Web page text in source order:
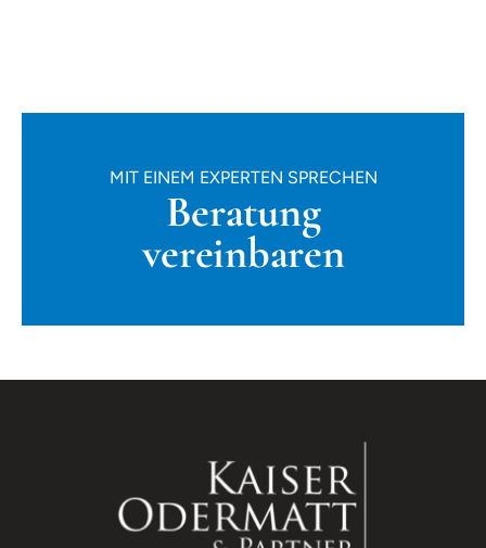
MIT EINEM EXPERTEN SPRECHEN
Beratung
vereinbaren